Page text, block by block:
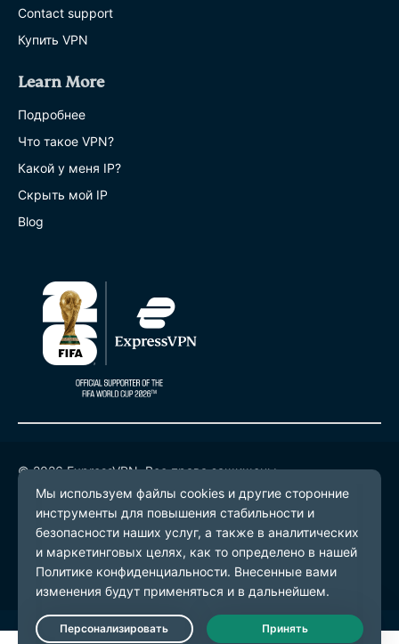
Contact support
Купить VPN
Learn More
Подробнее
Что такое VPN?
Какой у меня IP?
Скрыть мой IP
Blog
© 2026 ExpressVPN. Все права защищены.
Политика конфиденциальности
Условия предоставления услуг
Настройки файлов cookie